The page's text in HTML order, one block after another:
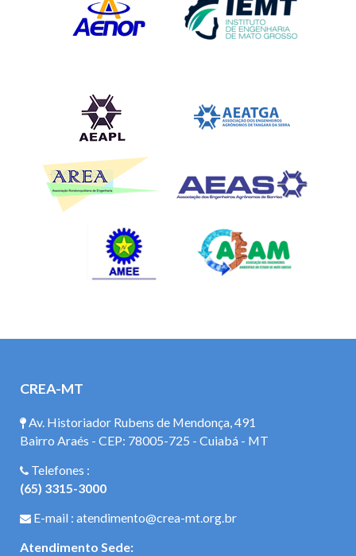
CREA-MT
Av. Historiador Rubens de Mendonça, 491
Bairro Araés - CEP: 78005-725 - Cuiabá - MT
Telefones :
(65) 3315-3000
E-mail : atendimento@crea-mt.org.br
Atendimento Sede: